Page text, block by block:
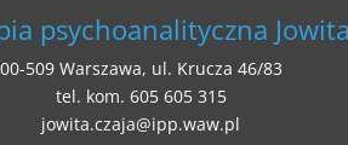
psychoanalityczna
00-509 Warszawa, ul. Krucza 46/83
tel. kom. 605 605 315
jowita.czaja@ipp.waw.pl